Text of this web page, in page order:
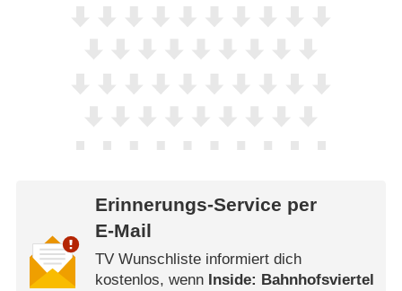
Erinnerungs-Service per
E-Mail
TV Wunschliste informiert dich
kostenlos, wenn Inside: Bahnhofsviertel